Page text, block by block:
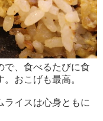
で、食べるたびに食
おこげも最高。
ライスは心身ともに